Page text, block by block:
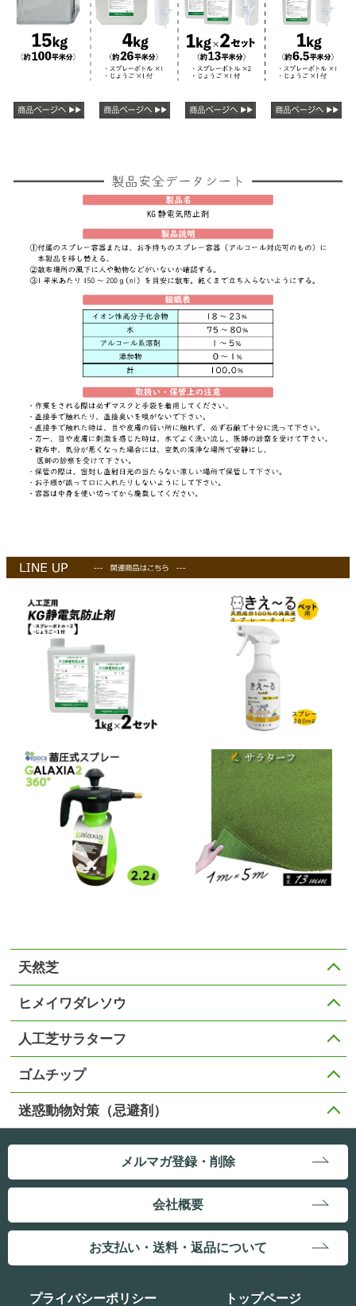
天然芝
ヒメイワダレソウ
人工芝サラターフ
ゴムチップ
迷惑動物対策（忌避剤）
メルマガ登録・削除
会社概要
お支払い・送料・返品について
プライバシーポリシー トップページ